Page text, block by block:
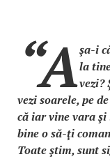
“Aşa-i
la
vezi?
vezi soarele, pe
că iar vine vara şi
bine o să-ţi
Toate ştim, sunt